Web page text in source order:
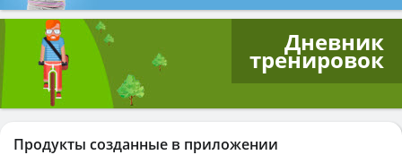
Дневник
тренировок
Продукты созданные в приложении